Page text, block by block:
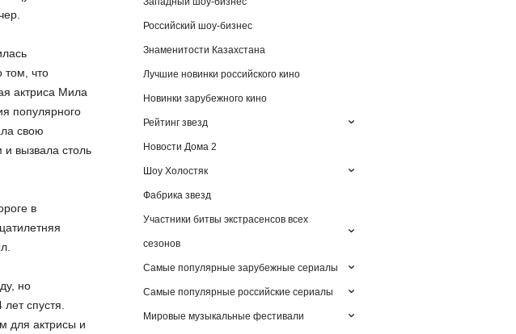
что
актриса Мила
популярного
свою
вызвала столь
в
но
спустя.
для актрисы и
Российский шоу-бизнес
Знаменитости Казахстана
Лучшие новинки российского кино
Новинки зарубежного кино
Рейтинг звезд
Новости Дома 2
Шоу Холостяк
Фабрика звезд
Участники битвы экстрасенсов всех
сезонов
Самые популярные зарубежные сериалы
Самые популярные российские сериалы
Мировые музыкальные фестивали